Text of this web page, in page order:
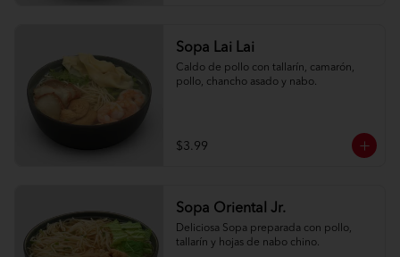
Sopa Lai Lai
Caldo de pollo con tallarín, camarón,
pollo, chancho asado y nabo.
$3.99
Sopa Oriental Jr.
Deliciosa Sopa preparada con pollo,
tallarín y hojas de nabo chino.